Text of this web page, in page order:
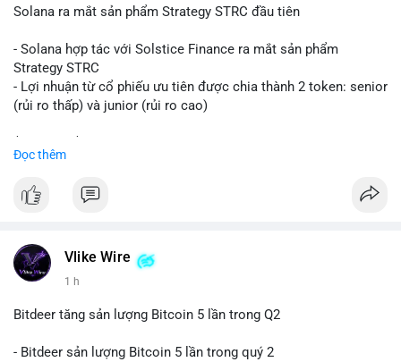
📰 Nguồn: CoinDesk
Solana ra mắt sản phẩm Strategy STRC đầu tiên
- Solana hợp tác với Solstice Finance ra mắt sản phẩm
Strategy STRC
- Lợi nhuận từ cổ phiếu ưu tiên được chia thành 2 token: senior
(rủi ro thấp) và junior (rủi ro cao)
Đọc thêm
Vlike Wire
1 h
Bitdeer tăng sản lượng Bitcoin 5 lần trong Q2
- Bitdeer sản lượng Bitcoin 5 lần trong quý 2